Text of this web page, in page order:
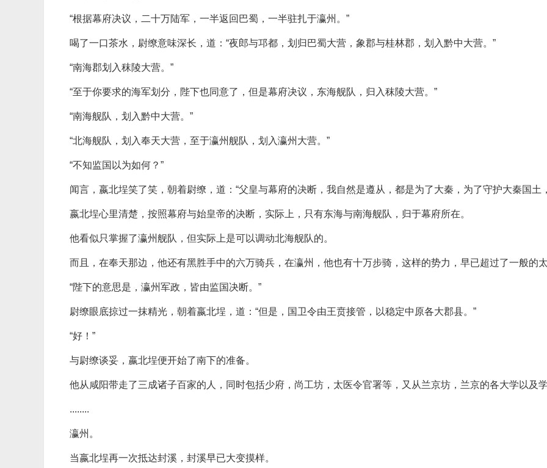
“根据幕府决议，二十万陆军，一半返回巴蜀，一半驻扎于瀛州。”
喝了一口茶水，尉缭意味深长，道：“夜郎与邛都，划归巴蜀大营，象郡与桂林郡，划入黔中大营。”
“南海郡划入秣陵大营。”
“至于你要求的海军划分，陛下也同意了，但是幕府决议，东海舰队，归入秣陵大营。”
“南海舰队，划入黔中大营。”
“北海舰队，划入奉天大营，至于瀛州舰队，划入瀛州大营。”
“不知监国以为如何？”
闻言，嬴北埕笑了笑，朝着尉缭，道：“父皇与幕府的决断，我自然是遵从，都是为了大秦，为了守护大秦国土
嬴北埕心里清楚，按照幕府与始皇帝的决断，实际上，只有东海与南海舰队，归于幕府所在。
他看似只掌握了瀛州舰队，但实际上是可以调动北海舰队的。
而且，在奉天那边，他还有黑胜手中的六万骑兵，在瀛州，他也有十万步骑，这样的势力，早已超过了一般的
“陛下的意思是，瀛州军政，皆由监国决断。”
尉缭眼底掠过一抹精光，朝着嬴北埕，道：“但是，国卫令由王贲接管，以稳定中原各大郡县。”
“好！”
与尉缭谈妥，嬴北埕便开始了南下的准备。
他从咸阳带走了三成诸子百家的人，同时包括少府，尚工坊，太医令官署等，又从兰京坊，兰京的各大学以及
........
瀛州。
当嬴北埕再一次抵达封溪，封溪早已大变摸样。